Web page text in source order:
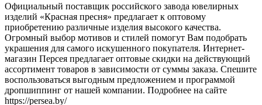
Официальный поставщик российского завода ювелирных
изделий «Красная пресня» предлагает к оптовому
приобретению различные изделия высокого качества.
Огромный выбор мотивов и стилей помогут Вам подобрать
украшения для самого искушенного покупателя. Интернет-
магазин Персея предлагает оптовые скидки на действующий
ассортимент товаров в зависимости от суммы заказа. Спешите
воспользоваться выгодным предложением и программой
дропшиппинг от нашей компании. Подробнее на сайте
https://persea.by/